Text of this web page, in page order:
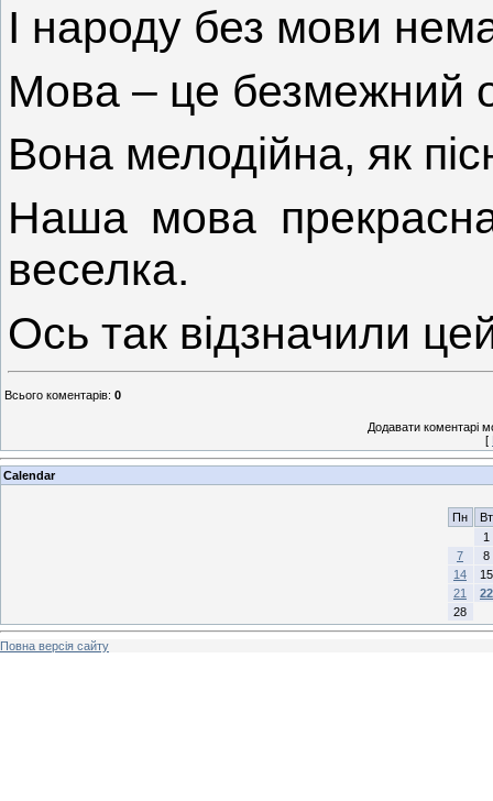
І народу без мови
Мова – це безмежний
Вона мелодійна, як
Наша мова
веселка.
Ось так відзначили
Всього коментарів: 0
Додавати коментарі
[
Calendar
Пн
Вт
1
7
8
14
15
21
22
28
Повна версія сайту